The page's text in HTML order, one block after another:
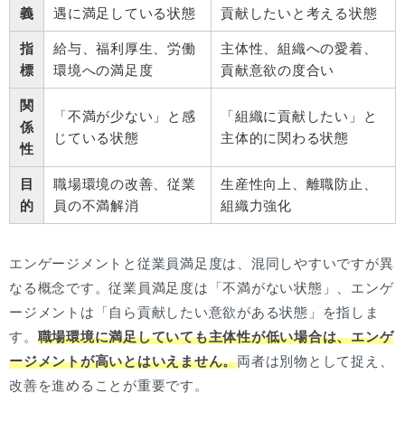
義
遇に満足している状態
貢献したいと考える状態
指
標
給与、福利厚生、労働
環境への満足度
主体性、組織への愛着、
貢献意欲の度合い
関
係
性
「不満が少ない」と感
じている状態
「組織に貢献したい」と
主体的に関わる状態
目
的
職場環境の改善、従業
員の不満解消
生産性向上、離職防止、
組織力強化
エンゲージメントと従業員満足度は、混同しやすいですが異
なる概念です。従業員満足度は「不満がない状態」、エンゲ
ージメントは「自ら貢献したい意欲がある状態」を指しま
す。 職場環境に満足していても主体性が低い場合は、エンゲ
ージメントが高いとはいえません。両者は別物として捉え、
改善を進めることが重要です。